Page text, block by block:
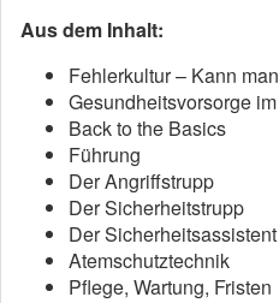
Aus dem Inhalt:
Fehlerkultur – Kann
Gesundheitsvorsorge
Back to the Basics
Führung
Der Angriffstrupp
Der Sicherheitstrupp
Der Sicherheitsassistent
Atemschutztechnik
Pflege, Wartung, Fristen